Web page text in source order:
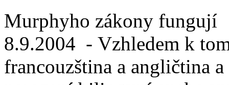
Murphyho zákony fungují
8.9.2004 - Vzhledem k
francouzština a angličtina